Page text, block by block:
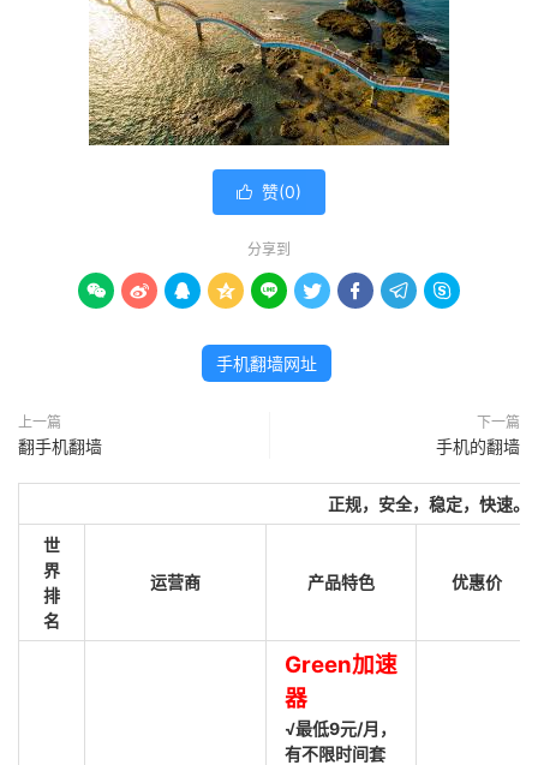
 赞(0)
分享到
        
手机翻墙网址
上一篇
翻手机翻墙
下一篇
手机的翻墙
正规，安全，稳定，快速。
世
界
排
名
运营商 产品特色 优惠价
Green加速
器
√最低9元/月，
有不限时间套